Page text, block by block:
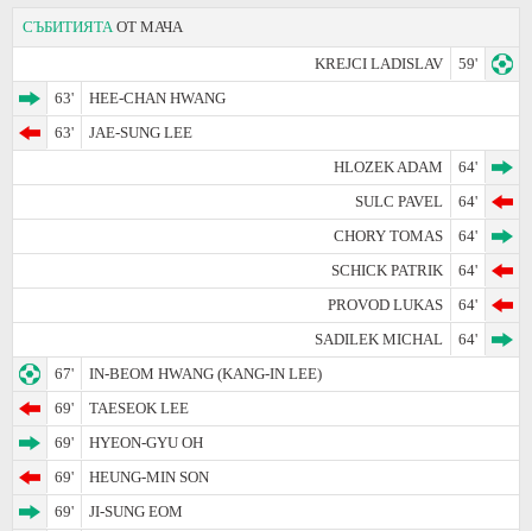
СЪБИТИЯТА ОТ МАЧА
KREJCI LADISLAV
59'
63'
HEE-CHAN HWANG
63'
JAE-SUNG LEE
HLOZEK ADAM
64'
SULC PAVEL
64'
CHORY TOMAS
64'
SCHICK PATRIK
64'
PROVOD LUKAS
64'
SADILEK MICHAL
64'
67'
IN-BEOM HWANG (KANG-IN LEE)
69'
TAESEOK LEE
69'
HYEON-GYU OH
69'
HEUNG-MIN SON
69'
JI-SUNG EOM